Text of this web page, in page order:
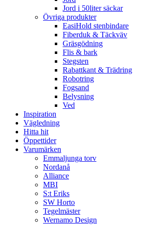
Jord i 50liter säckar
Övriga produkter
EasiHold stenbindare
Fiberduk & Täckväv
Gräsgödning
Flis & bark
Stegsten
Rabattkant & Trädring
Robotring
Fogsand
Belysning
Ved
Inspiration
Vägledning
Hitta hit
Öppettider
Varumärken
Emmaljunga torv
Nordanå
Alliance
MBI
S:t Eriks
SW Horto
Tegelmäster
Wernamo Design